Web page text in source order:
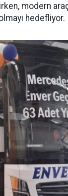
modern
hedefliyor.